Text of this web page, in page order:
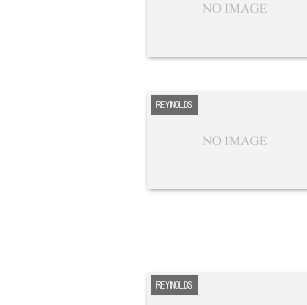
REYNOLDS
REYNOLDS